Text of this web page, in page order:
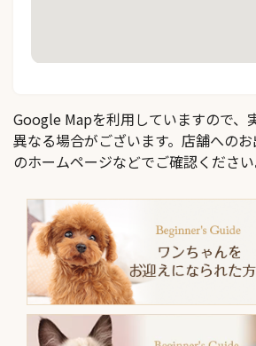
Google Mapを利用していますので、
異なる場合がございます。店舗への
のホームページなどでご確認ください